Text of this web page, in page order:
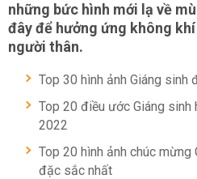
những bức hình mới lạ về
đây để hưởng ứng không
người thân.
Top 30 hình ảnh Giáng sinh
Top 20 điều ước Giáng sinh
2022
Top 20 hình ảnh chúc
đặc sắc nhất